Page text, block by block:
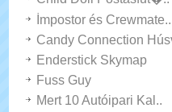
İmpostor és Crewmate..
Candy Connection
Enderstick Skymap
Fuss Guy
Mert 10 Autóipari Kal..